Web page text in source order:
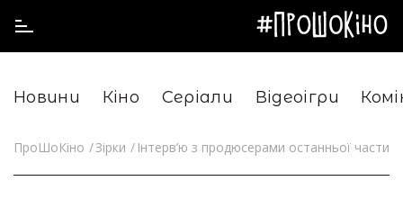
Новини Кіно Серіали Відеоігри
ПроШоКіно Зірки Інтерв’ю з продюсерами останньої